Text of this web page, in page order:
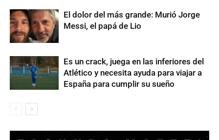
El dolor del más grande: Murió Jorge
Messi, el papá de Lio
Es un crack, juega en las inferiores del
Atlético y necesita ayuda para viajar a
España para cumplir su sueño